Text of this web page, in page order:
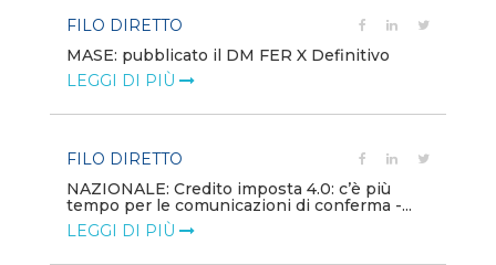
FILO DIRETTO
MASE: pubblicato il DM FER X Definitivo
LEGGI DI PIÙ
FILO DIRETTO
NAZIONALE: Credito imposta 4.0: c’è più
tempo per le comunicazioni di conferma -...
LEGGI DI PIÙ